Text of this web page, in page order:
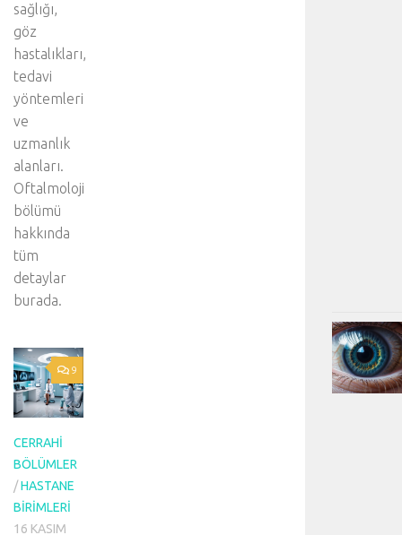
sağlığı,
göz
hastalıkları,
tedavi
yöntemleri
ve
uzmanlık
alanları.
Oftalmoloji
bölümü
hakkında
tüm
detaylar
burada.
9
CERRAHI
BÖLÜMLER
/HASTANE
BIRIMLERI
16 KASIM